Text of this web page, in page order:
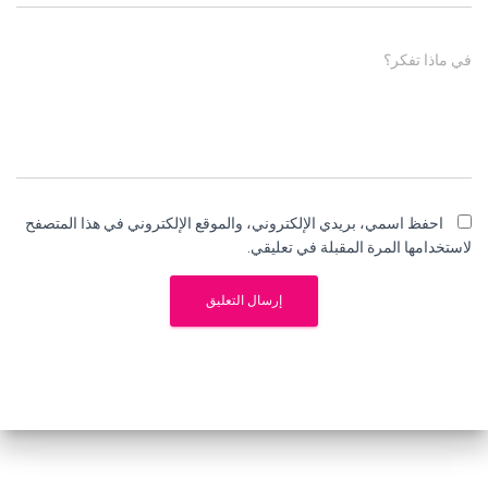
في ماذا تفكر؟
احفظ اسمي، بريدي الإلكتروني، والموقع الإلكتروني في هذا المتصفح
لاستخدامها المرة المقبلة في تعليقي.